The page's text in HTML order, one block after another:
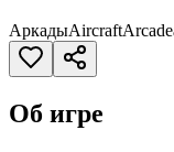
АркадыAircraftArcade
Об игре